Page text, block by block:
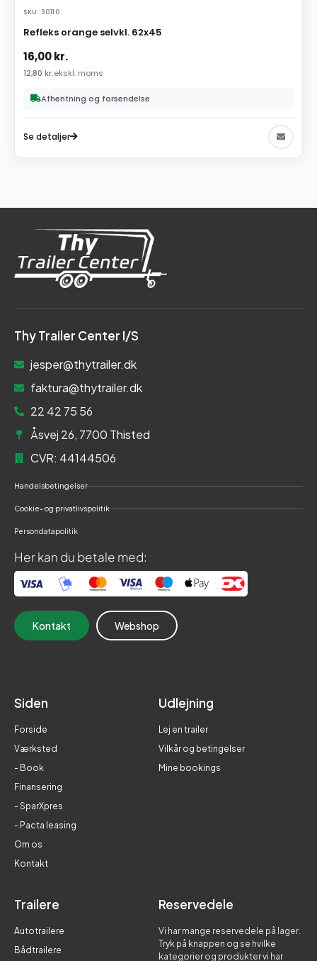
SKU: 30110
Refleks orange selvkl. 62x45
16,00kr.
12,80 kr.ekskl. moms
Afhentning og forsendelse
Se detaljer
Thy Trailer Center I/S
jesper@thytrailer.dk
faktura@thytrailer.dk
22 42 75 56
Åsvej 26, 7700 Thisted
CVR: 44144506
Handelsbetingelser
Cookie- og privatlivspolitik
Persondatapolitik
Her kan du betale med:
Kontakt Webshop
Siden
Forside
Værksted
- Book
Finansering
- SparXpres
- Pacta leasing
Om os
Kontakt
Udlejning
Lej en trailer
Vilkår og betingelser
Mine bookings
Trailere
Autotrailere
Bådtrailere
Reservedele
Vi har mange reservedele på lager.
Tryk på knappen og se hvilke
kategorier og produkter vi har